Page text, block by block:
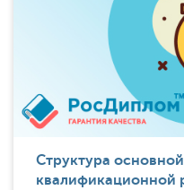
Структура
квалификационной